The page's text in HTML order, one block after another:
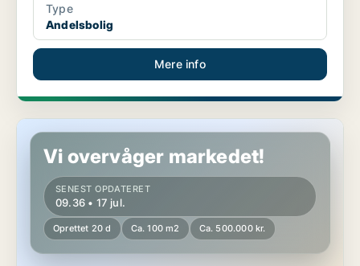
Type
Andelsbolig
Mere info
Andelsbolig i Århus N
Vi overvåger markedet!
SENEST OPDATERET
09.36 • 17 jul.
Oprettet 20 d Ca. 100 m2 Ca. 500.000 kr.